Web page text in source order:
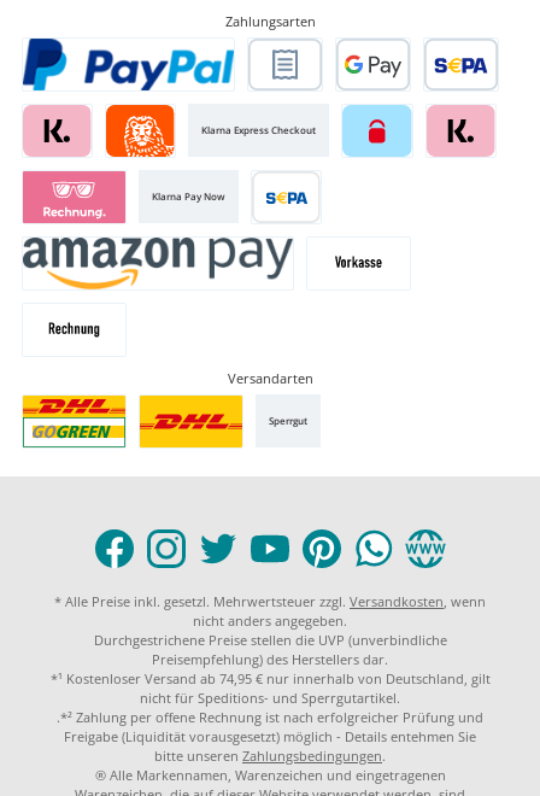
Zahlungsarten
Klarna Express Checkout
Klarna Pay Now
Versandarten
Sperrgut
* Alle Preise inkl. gesetzl. Mehrwertsteuer zzgl. Versandkosten, wenn
nicht anders angegeben.
Durchgestrichene Preise stellen die UVP (unverbindliche
Preisempfehlung) des Herstellers dar.
*¹ Kostenloser Versand ab 74,95 € nur innerhalb von Deutschland, gilt
nicht für Speditions- und Sperrgutartikel.
.*² Zahlung per offene Rechnung ist nach erfolgreicher Prüfung und
Freigabe (Liquidität vorausgesetzt) möglich - Details entehmen Sie
bitte unseren Zahlungsbedingungen.
® Alle Markennamen, Warenzeichen und eingetragenen